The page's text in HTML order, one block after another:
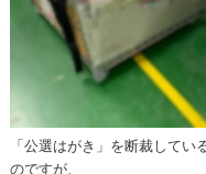
「公選はがき」を断裁して
のですが、